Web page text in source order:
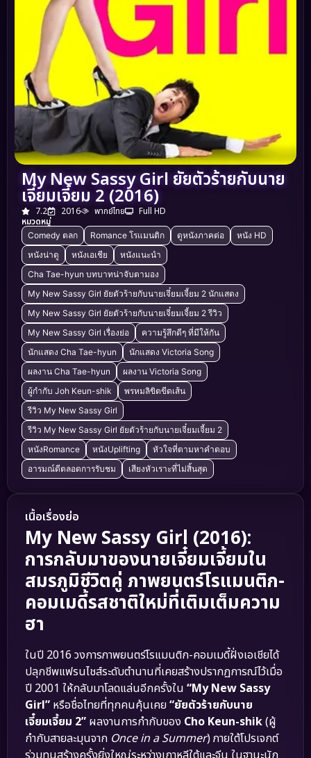
My New Sassy Girl ยัยตัวร้ายกับนาย
เจี๋ยมเจี้ยม 2 (2016)
7.2 2016 พากย์ไทย
Full HD
หมวดหมู่
Comedy ตลก Romance โรแมนติก ดูหนังภาคต่อ
หนัง HD
หนังน่าดู
หนังเอเชีย
หนังแนะนำ
Cha Tae-hyun บทบาทน่าจับตามอง
My New Sassy Girl ยัยตัวร้ายกับนายเจี๋ยมเจี้ยม 2 นักแสดง
My New Sassy Girl ยัยตัวร้ายกับนายเจี๋ยมเจี้ยม 2 รีวิว
My New Sassy Girl เรื่องย่อ
ความรู้สึกดีๆ ที่มีให้กัน
นักแสดง Cha Tae-hyun
นักแสดง Victoria Song
ผลงาน Cha Tae-hyun
ผลงาน Victoria Song
ผู้กำกับ Joh Keun-shik
พรหมลิขิตขีดเส้น
รีวิว My New Sassy Girl
รีวิว My New Sassy Girl ยัยตัวร้ายกับนายเจี๋ยมเจี้ยม 2
หนังRomance
หนังUplifting
หัวใจที่ตามหาคำตอบ
อารมณ์ดีตลอดการรับชม
เสียงหัวเราะที่ไม่สิ้นสุด
เนื้อเรื่องย่อ
My New Sassy Girl (2016):
การกลับมาของนายเจี๋ยมเจี้ยมใน
สมรภูมิชีวิตคู่ ภาพยนตร์โรแมนติก-
คอมเมดี้รสชาติใหม่ที่เติมเต็มความ
ฮา
ในปี 2016 วงการภาพยนตร์โรแมนติก-คอมเมดี้ฝั่งเอเชียได้
ปลุกชีพแฟรนไชส์ระดับตำนานที่เคยสร้างปรากฏการณ์ไว้เมื่อ
ปี 2001 ให้กลับมาโลดแล่นอีกครั้งใน “My New Sassy
Girl” หรือชื่อไทยที่ทุกคนคุ้นเคย“ยัยตัวร้ายกับนาย
เจี๋ยมเจี้ยม 2” ผลงานการกำกับของ Cho Keun-shik(ผู้
กำกับสายละมุนจาก Once in a Summer) ภายใต้โปรเจกต์